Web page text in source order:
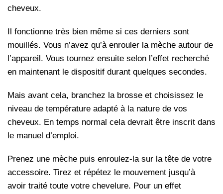
cheveux.
Il fonctionne très bien même si ces derniers sont
mouillés. Vous n’avez qu’à enrouler la mèche autour de
l’appareil. Vous tournez ensuite selon l’effet recherché
en maintenant le dispositif durant quelques secondes.
Mais avant cela, branchez la brosse et choisissez le
niveau de température adapté à la nature de vos
cheveux. En temps normal cela devrait être inscrit dans
le manuel d’emploi.
Prenez une mèche puis enroulez-la sur la tête de votre
accessoire. Tirez et répétez le mouvement jusqu’à
avoir traité toute votre chevelure. Pour un effet